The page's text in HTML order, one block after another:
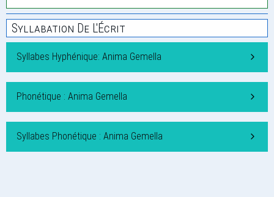
Syllabation De L'Écrit
Syllabes Hyphénique: Anima Gemella
Phonétique : Anima Gemella
Syllabes Phonétique : Anima Gemella